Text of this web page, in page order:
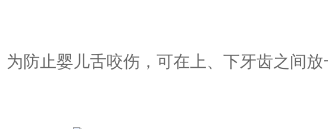
止婴儿舌咬伤，可在上、下牙齿之间放